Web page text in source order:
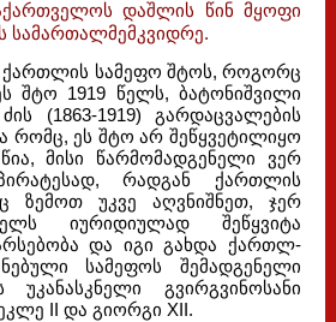
დაშლის წინ მყოფი
სამართალმემკვიდრე.
ქართლის სამეფო შტოს, როგორც
შტო 1919 წელს, ბატონიშვილი
(1863-1919) გარდაცვალების
რომც, ეს შტო არ შეწყვეტილიყო
მისი წარმომადგენელი ვერ
რადგან ქართლის
ზემოთ უკვე აღვნიშნეთ, ჯერ
იურიდიულად შეწყვიტა
და იგი გახდა ქართლ-
სამეფოს შემადგენელი
გვირგვინოსანი
II და გიორგი XII.